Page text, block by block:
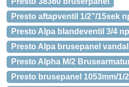
Presto aftapventil 1/2”/15sek
Presto Alpa blandeventil 3/4
Presto Alpa brusepanel
Presto Alpha M/2
Presto brusepanel 1053mm/1/